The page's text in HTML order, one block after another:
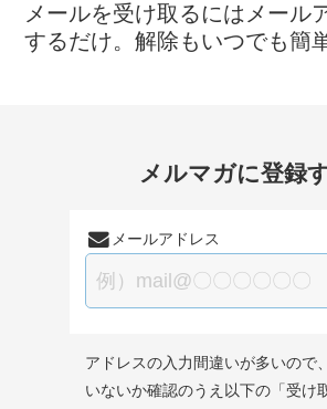
メールを受け取るにはメール
するだけ。解除もいつでも簡
メルマガに登録
メールアドレス
アドレスの入力間違いが多いので
いないか確認のうえ以下の「受け